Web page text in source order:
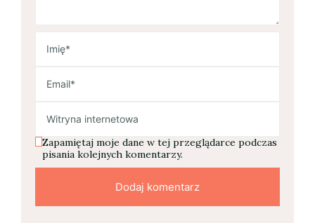
Zapamiętaj moje dane w tej przeglądarce podczas
pisania kolejnych komentarzy.